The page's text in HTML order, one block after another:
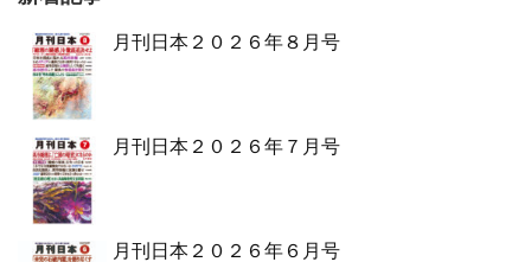
月刊日本２０２６年８月号
月刊日本２０２６年７月号
月刊日本２０２６年６月号